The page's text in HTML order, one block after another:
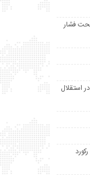
فشار
استقلال